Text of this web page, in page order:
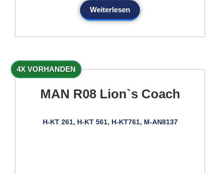
Weiterlesen
4X VORHANDEN
MAN R08 Lion`s Coach
H-KT 261, H-KT 561, H-KT761, M-AN8137